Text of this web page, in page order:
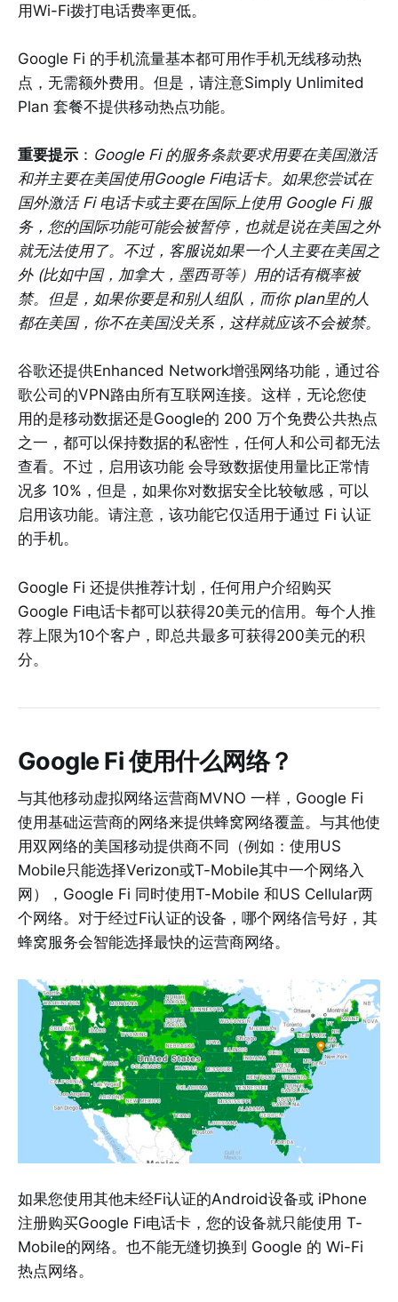
用Wi-Fi拨打电话费率更低。
Google Fi 的手机流量基本都可用作手机无线移动热
点，无需额外费用。但是，请注意Simply Unlimited
Plan 套餐不提供移动热点功能。
重要提示 ： Google Fi 的服务条款要求用要在美国激活
和并主要在美国使用Google Fi电话卡。如果您尝试在
国外激活 Fi 电话卡或主要在国际上使用 Google Fi 服
务，您的国际功能可能会被暂停，也就是说在美国之外
就无法使用了。不过，客服说如果一个人主要在美国之
外 (比如中国，加拿大，墨西哥等）用的话有概率被
禁。但是，如果你要是和别人组队，而你 plan里的人
都在美国，你不在美国没关系，这样就应该不会被禁。
谷歌还提供Enhanced Network增强网络功能，通过谷
歌公司的VPN路由所有互联网连接。这样，无论您使
用的是移动数据还是Google的 200 万个免费公共热点
之一，都可以保持数据的私密性，任何人和公司都无法
查看。不过，启用该功能 会导致数据使用量比正常情
况多 10%，但是，如果你对数据安全比较敏感，可以
启用该功能。请注意，该功能它仅适用于通过 Fi 认证
的手机。
Google Fi 还提供推荐计划，任何用户介绍购买
Google Fi电话卡都可以获得20美元的信用。每个人推
荐上限为10个客户，即总共最多可获得200美元的积
分。
Google Fi 使用什么网络？
与其他移动虚拟网络运营商MVNO 一样，Google Fi
使用基础运营商的网络来提供蜂窝网络覆盖。与其他使
用双网络的美国移动提供商不同（例如：使用US
Mobile只能选择Verizon或T-Mobile其中一个网络入
网），Google Fi 同时使用T-Mobile 和US Cellular两
个网络。对于经过Fi认证的设备，哪个网络信号好，其
蜂窝服务会智能选择最快的运营商网络。
如果您使用其他未经Fi认证的Android设备或 iPhone
注册购买Google Fi电话卡，您的设备就只能使用 T-
Mobile的网络。也不能无缝切换到 Google 的 Wi-Fi
热点网络。